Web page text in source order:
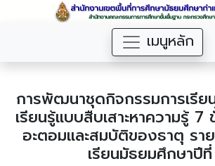
เมนูหลัก
การพัฒนาชุดกิจกรรมการเรีย
เรียนรู้แบบสืบเสาะหาความรู้ 7
อะตอมและสมบัติของธาตุ รา
เรียนมัธยมศึกษาปี